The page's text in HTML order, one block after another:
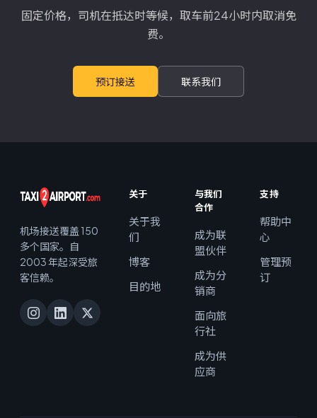
固定价格，司机在抵达时等候，取车前24小时内取消免
费。
预订接送 联系我们
机场接送覆盖 150
多个国家。自
2003 年起深受旅
客信赖。
关于
关于我
们
博客
目的地
与我们
合作
成为联
盟伙伴
成为分
销商
面向旅
行社
成为供
应商
支持
帮助中
心
管理预
订